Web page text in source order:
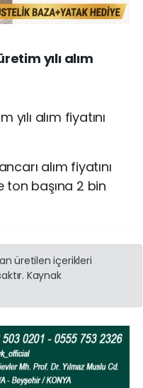
yılı alım
alım fiyatını
alım fiyatını
başına 2 bin
üretilen içerikleri
Kaynak